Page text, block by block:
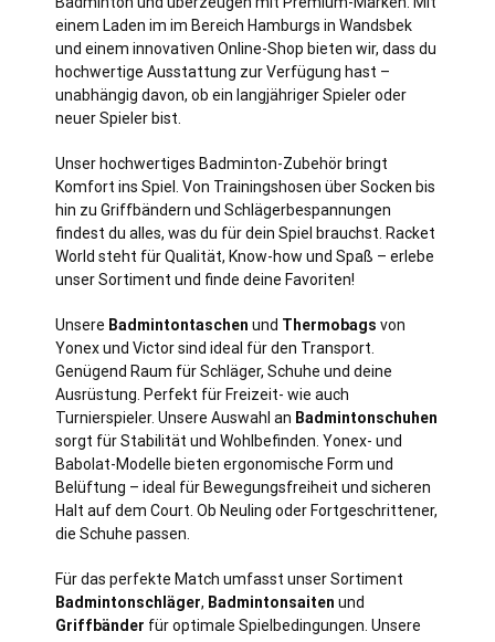
einem Laden im im Bereich Hamburgs in Wandsbek
und einem innovativen Online-Shop bieten wir, dass du
hochwertige Ausstattung zur Verfügung hast –
unabhängig davon, ob ein langjähriger Spieler oder
neuer Spieler bist.
Unser hochwertiges Badminton-Zubehör bringt
Komfort ins Spiel. Von Trainingshosen über Socken bis
hin zu Griffbändern und Schlägerbespannungen
findest du alles, was du für dein Spiel brauchst. Racket
World steht für Qualität, Know-how und Spaß – erlebe
unser Sortiment und finde deine Favoriten!
Unsere Badmintontaschen und Thermobags von
Yonex und Victor sind ideal für den Transport.
Genügend Raum für Schläger, Schuhe und deine
Ausrüstung. Perfekt für Freizeit- wie auch
Turnierspieler. Unsere Auswahl an Badmintonschuhen
sorgt für Stabilität und Wohlbefinden. Yonex- und
Babolat-Modelle bieten ergonomische Form und
Belüftung – ideal für Bewegungsfreiheit und sicheren
Halt auf dem Court. Ob Neuling oder Fortgeschrittener,
die Schuhe passen.
Für das perfekte Match umfasst unser Sortiment
Badmintonschläger, Badmintonsaiten und
Griffbänder für optimale Spielbedingungen. Unsere